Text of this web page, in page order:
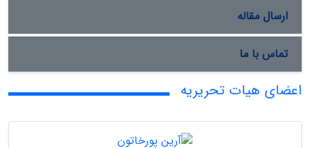
ارسال مقاله
تماس با ما
اعضای هیات تحریریه